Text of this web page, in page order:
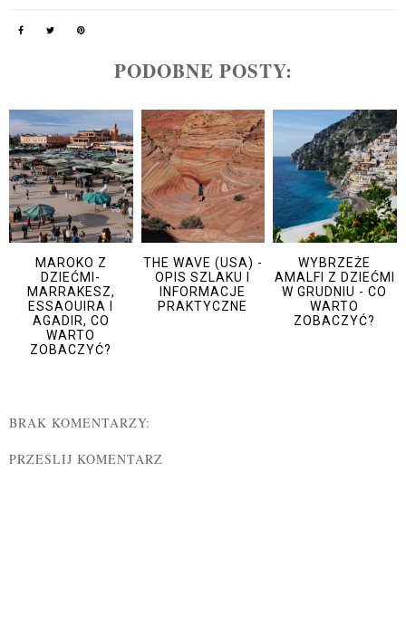
PODOBNE POSTY:
MAROKO Z
DZIEĆMI-
MARRAKESZ,
ESSAOUIRA I
AGADIR, CO
WARTO
ZOBACZYĆ?
THE WAVE (USA) -
OPIS SZLAKU I
INFORMACJE
PRAKTYCZNE
WYBRZEŻE
AMALFI Z DZIEĆMI
W GRUDNIU - CO
WARTO
ZOBACZYĆ?
BRAK KOMENTARZY:
PRZEŚLIJ KOMENTARZ